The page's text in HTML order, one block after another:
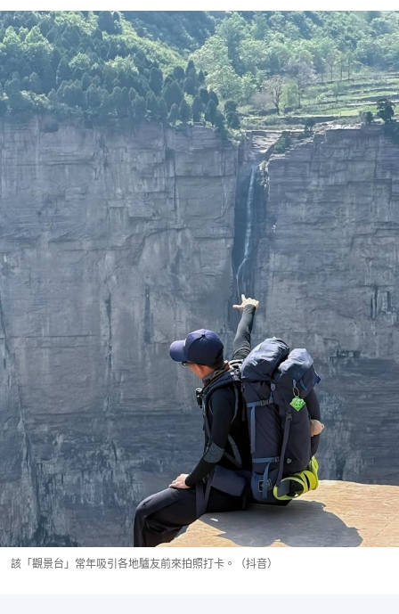
該「觀景台」常年吸引各地驢友前來拍照打卡。（抖音）